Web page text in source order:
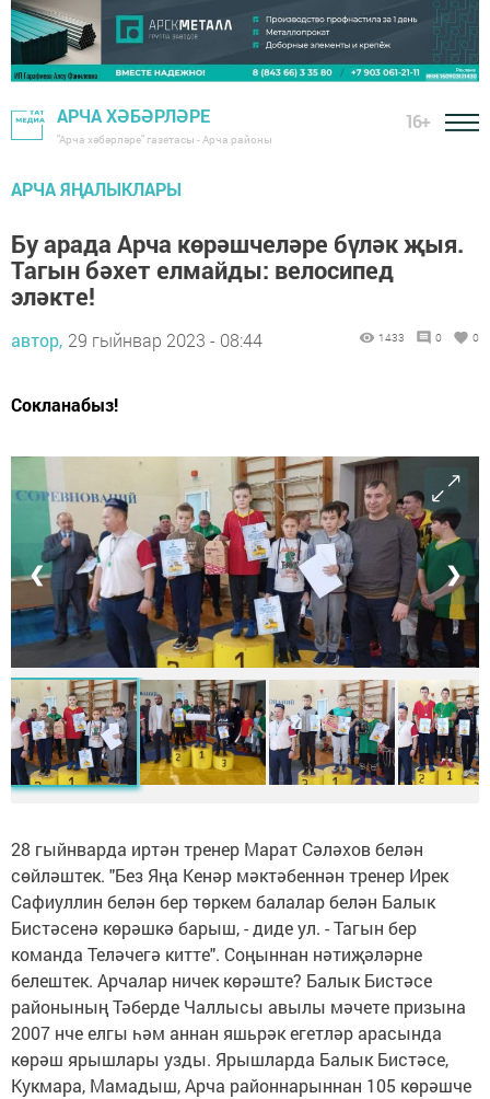
АРЧА ХӘБӘРЛӘРЕ
"Арча хәбәрләре" газетасы - Арча районы
16+
АРЧА ЯҢАЛЫКЛАРЫ
Бу арада Арча көрәшчеләре бүләк җыя.
Тагын бәхет елмайды: велосипед
эләкте!
автор, 29 гыйнвар 2023 - 08:44 1433 0 0
Сокланабыз!
❮ ❯
28 гыйнварда иртән тренер Марат Сәләхов белән
сөйләштек. "Без Яңа Кенәр мәктәбеннән тренер Ирек
Сафиуллин белән бер төркем балалар белән Балык
Бистәсенә көрәшкә барыш, - диде ул. - Тагын бер
команда Теләчегә китте". Соңыннан нәтиҗәләрне
белештек. Арчалар ничек көрәште? Балык Бистәсе
районының Тәберде Чаллысы авылы мәчете призына
2007 нче елгы һәм аннан яшьрәк егетләр арасында
көрәш ярышлары узды. Ярышларда Балык Бистәсе,
Кукмара, Мамадыш, Арча районнарыннан 105 көрәшче